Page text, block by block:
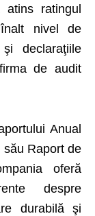
ratingul
înalt nivel de
declaraţiile
de audit
Anual
Raport de
oferă
despre
durabilă şi